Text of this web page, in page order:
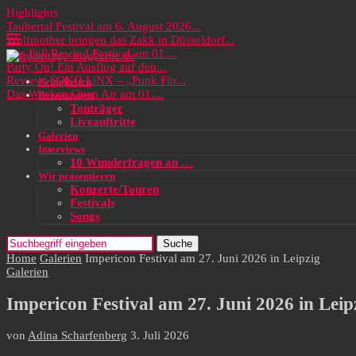
Highlights
Taubertal Festival am 6. August 2026...
Wolfmother bringen das Zakk in Düsseldorf...
Das Full Rewind Festival am 01....
Party On! Ein Ausflug auf den...
Review: SOKO LiNX – „Punk Für...
Das Wacken Open Air am 01....
Neuigkeiten
Rezensionen
Tonträger
Liveauftritte
Galerien
Interviews
10 Wunderfragen an …
Wir präsentieren
Konzerte/Touren
Festivals
Songs
Suche
Home Galerien Impericon Festival am 27. Juni 2026 in Leipzig
Galerien
Impericon Festival am 27. Juni 2026 in
von Adina Scharfenberg 3. Juli 2026